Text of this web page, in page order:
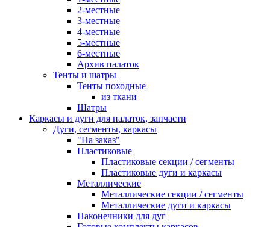
2-местные
3-местные
4-местные
5-местные
6-местные
Архив палаток
Тенты и шатры
Тенты походные
из ткани
Шатры
Каркасы и дуги для палаток, запчасти
Дуги, сегменты, каркасы
"На заказ"
Пластиковые
Пластиковые секции / сегменты
Пластиковые дуги и каркасы
Металлические
Металлические секции / сегменты
Металлические дуги и каркасы
Наконечники для дуг